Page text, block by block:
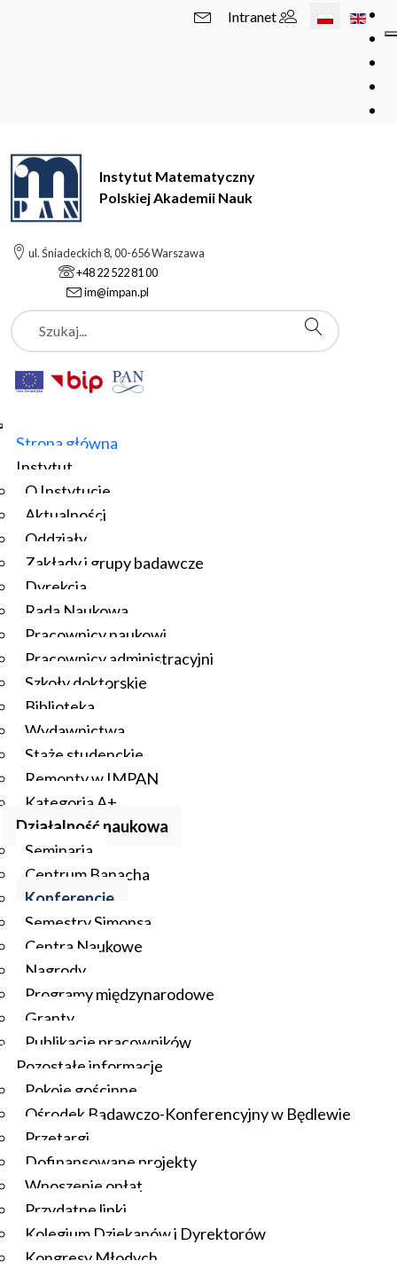
Wybierz swój
Intranet
Instytut Matematyczny
Polskiej Akademii Nauk
ul. Śniadeckich 8, 00-656 Warszawa
+48 22 522 81 00
im@impan.pl
Szukaj
Strona główna
Instytut
O Instytucie
Aktualności
Oddziały
Zakłady i grupy badawcze
Dyrekcja
Rada Naukowa
Pracownicy naukowi
Pracownicy administracyjni
Szkoły doktorskie
Biblioteka
Wydawnictwa
Staże studenckie
Remonty w IMPAN
Kategoria A+
Działalność naukowa
Seminaria
Centrum Banacha
Konferencje
Semestry Simonsa
Centra Naukowe
Nagrody
Programy międzynarodowe
Granty
Publikacje pracowników
Pozostałe informacje
Pokoje gościnne
Ośrodek Badawczo-Konferencyjny w Będlewie
Przetargi
Dofinansowane projekty
Wnoszenie opłat
Przydatne linki
Kolegium Dziekanów i Dyrektorów
Kongresy Młodych